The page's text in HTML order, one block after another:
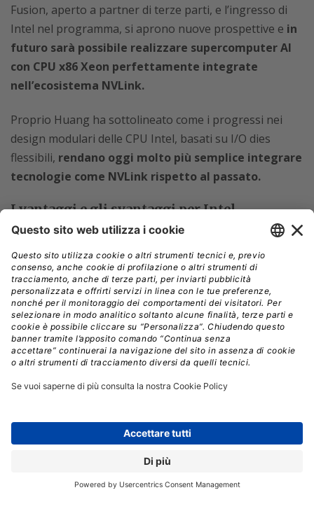
Fusion, aperto a partner di terze parti, e l’ingresso di
Intel nel programma, si aprono nuove prospettive e in
futuro sarà possibile realizzare supercomputer AI
con CPU x86 Xeon perfettamente integrate
nell’ecosistema NVLink.
Proprio Huang ha sottolineato come i progressi nei
design modulari delle CPU Intel, basati su I/O dies
flessibili, rendano oggi molto più semplice integrare
tecnologie come NVLink rispetto al passato.
I vantaggi e gli svantaggi per Intel…
Per Intel questa collaborazione equivale a una
scorciatoia strategica.Dopo diversi tentativi falliti di
entrare nel mercato delle GPU datacenter e di proporre
acceleratori IA competitivi, l’azienda di Santa Clara
ottiene finalmente un biglietto d’ingresso nell’arena del
calcolo su larga scala.Partecipare all’ecosistema
NVLink le consente infatti di essere considerata
una vera alternativa ad Arm in scenari ad altissime
prestazioni.